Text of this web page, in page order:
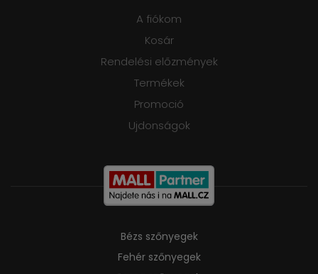
A fiókom
Kosár
Rendelési előzmények
Termékek
Promoció
Ujdonságok
Bézs szőnyegek
Fehér szőnyegek